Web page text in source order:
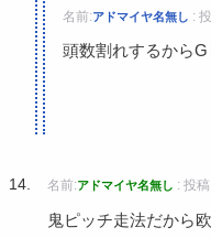
名前:アドマイヤ名無し :
頭数割れするから
名前:アドマイヤ名無し : 投
鬼ピッチ走法だから